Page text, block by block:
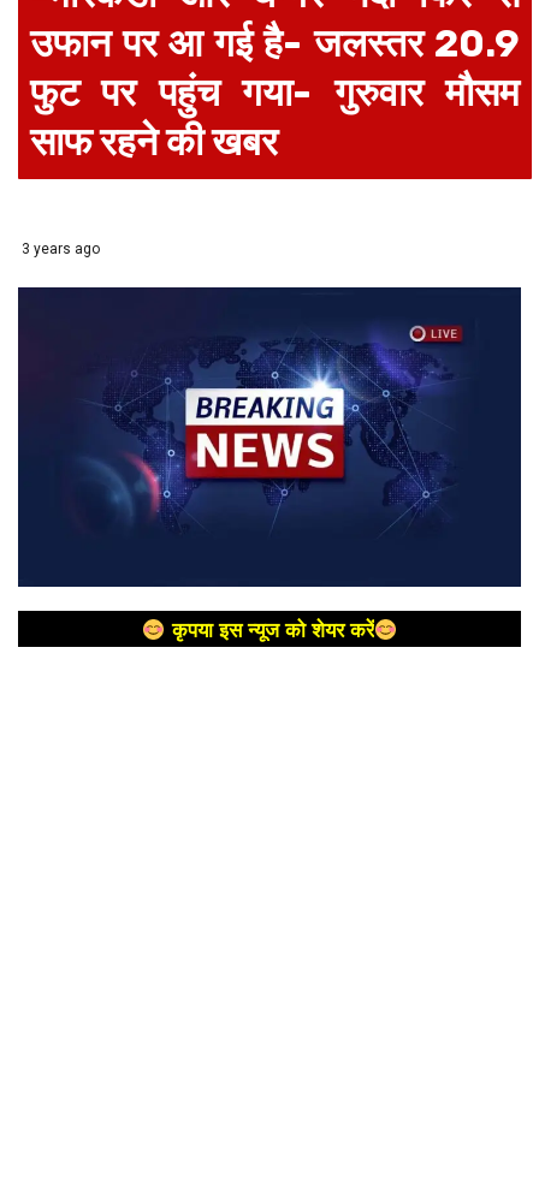
उफान पर आ गई है- जलस्तर 20.9
फुट पर पहुंच गया- गुरुवार मौसम
साफ रहने की खबर
3 years ago
कृपया इस न्यूज को शेयर करें